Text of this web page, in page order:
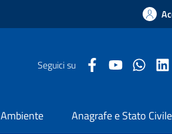
Seguici su Facebook Comune
Youtube
Ambiente Anagrafe e Stato Civile